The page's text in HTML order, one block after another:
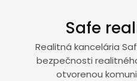
Safe
Realitná kancelária
bezpečnosti
otvorenou